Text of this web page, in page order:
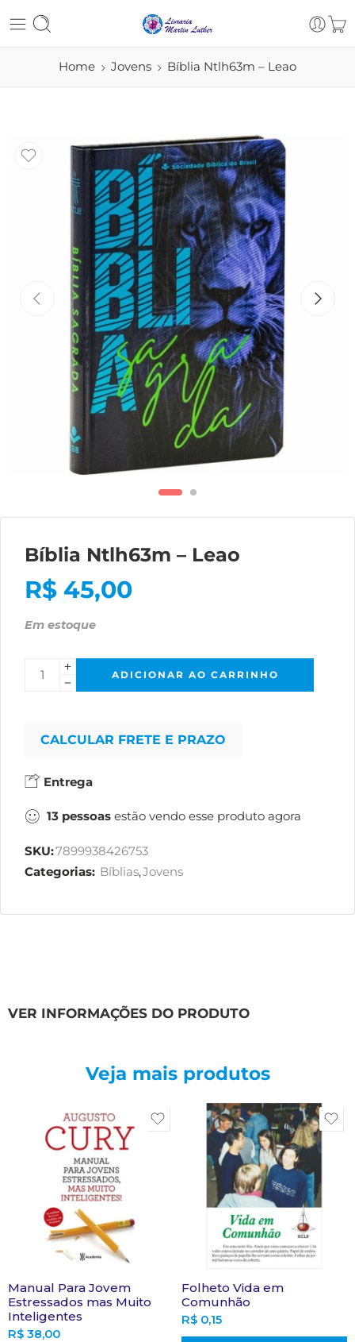
Home Jovens Bíblia Ntlh63m – Leao
Bíblia Ntlh63m – Leao
R$ 45,00
Em estoque
ADICIONAR AO CARRINHO
CALCULAR FRETE E PRAZO
Entrega
13 pessoas estão vendo esse produto agora
SKU:7899938426753
Categorias: Bíblias,Jovens
VER INFORMAÇÕES DO PRODUTO
Veja mais produtos
Manual Para Jovem
Estressados mas Muito
Inteligentes
R$ 38,00
Folheto Vida em
Comunhão
R$ 0,15